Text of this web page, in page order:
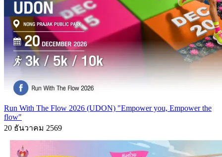
Run With The Flow 2026 (UDON) "Empower you, Empower the
flow"
20 ธันวาคม 2569